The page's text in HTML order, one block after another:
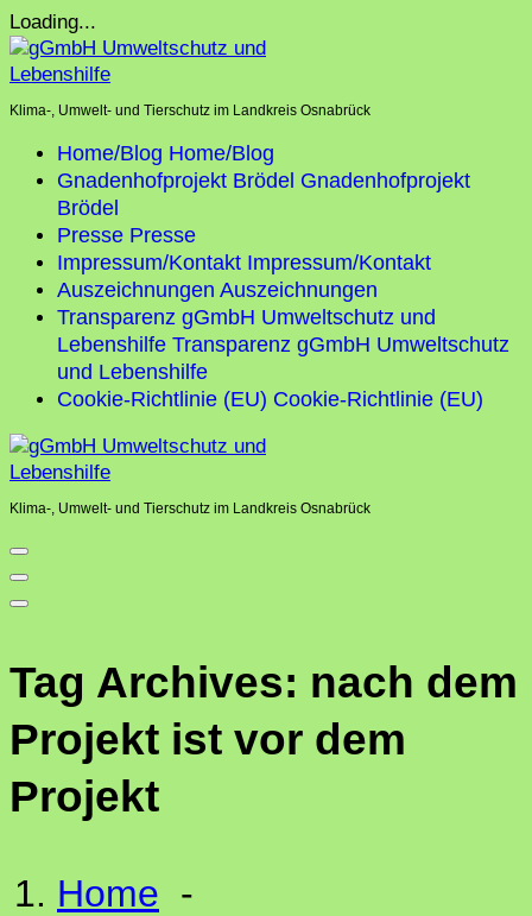
Skip
to
content
Loading...
Klima-, Umwelt- und Tierschutz im Landkreis Osnabrück
Home/Blog Home/Blog
Gnadenhofprojekt Brödel Gnadenhofprojekt
Brödel
Presse Presse
Impressum/Kontakt Impressum/Kontakt
Auszeichnungen Auszeichnungen
Transparenz gGmbH Umweltschutz und
Lebenshilfe Transparenz gGmbH Umweltschutz
und Lebenshilfe
Cookie-Richtlinie (EU) Cookie-Richtlinie (EU)
Klima-, Umwelt- und Tierschutz im Landkreis Osnabrück
Tag Archives: nach dem
Projekt ist vor dem
Projekt
Home -